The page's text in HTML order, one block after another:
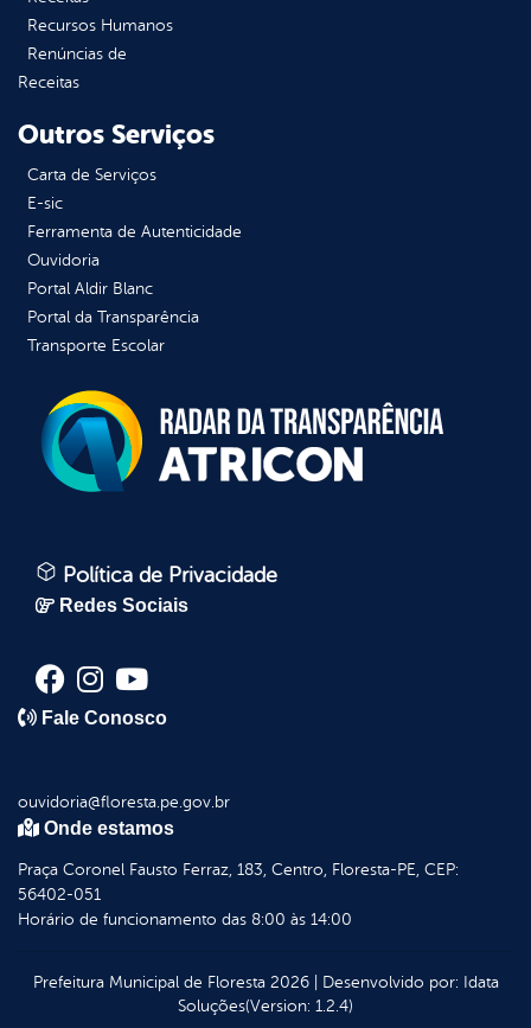
Recursos Humanos
Renúncias de
Receitas
Outros Serviços
Carta de Serviços
E-sic
Ferramenta de Autenticidade
Ouvidoria
Portal Aldir Blanc
Portal da Transparência
Transporte Escolar
Política de Privacidade
Redes Sociais
Fale Conosco
ouvidoria@floresta.pe.gov.br
Onde estamos
Praça Coronel Fausto Ferraz, 183, Centro, Floresta-PE, CEP:
56402-051
Horário de funcionamento das 8:00 às 14:00
Prefeitura Municipal de Floresta2026| Desenvolvido por: Idata
Soluções(Version: 1.2.4)